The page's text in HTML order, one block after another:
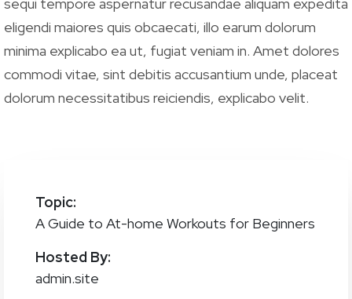
eligendi maiores quis obcaecati, illo earum dolorum
minima explicabo ea ut, fugiat veniam in. Amet dolores
commodi vitae, sint debitis accusantium unde, placeat
dolorum necessitatibus reiciendis, explicabo velit.
Topic:
A Guide to At-home Workouts for Beginners
Hosted By:
admin.site